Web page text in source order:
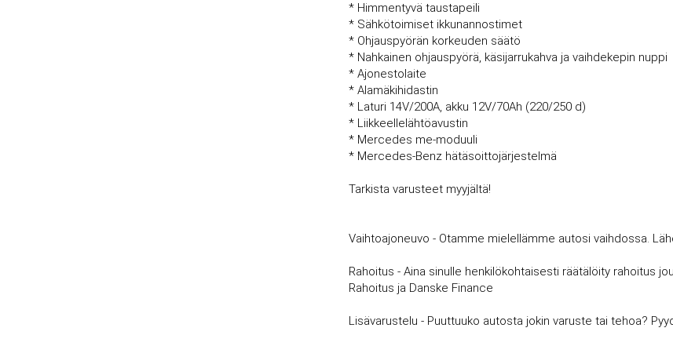
* Himmentyvä taustapeili
* Sähkötoimiset ikkunannostimet
* Ohjauspyörän korkeuden säätö
* Nahkainen ohjauspyörä, käsijarrukahva ja vaihdekepin nuppi
* Ajonestolaite
* Alamäkihidastin
* Laturi 14V/200A, akku 12V/70Ah (220/250 d)
* Liikkeellelähtöavustin
* Mercedes me-moduuli
* Mercedes-Benz hätäsoittojärjestelmä
Tarkista varusteet myyjältä!
Vaihtoajoneuvo - Otamme mielellämme autosi vaihdossa.
Rahoitus - Aina sinulle henkilökohtaisesti räätälöity rahoitus
Rahoitus ja Danske Finance
Lisävarustelu - Puuttuuko autosta jokin varuste tai tehoa?